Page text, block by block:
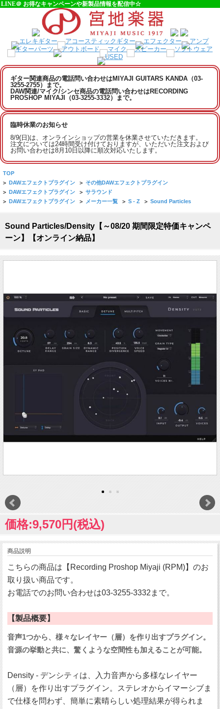
LINE＠ お得なキャンペーンや新製品情報を配信中☆
ギター関連商品の電話問い合わせはMIYAJI GUITARS KANDA（03-
3255-2755）まで。
DAW関連/マイク/シンセ商品の電話問い合わせはRECORDING
PROSHOP MIYAJI（03-3255-3332）まで。
臨時休業のお知らせ
8/9(日)は、オンラインショップの営業を休業させていただきます。
注文については24時間受け付けておりますが、いただいた注文および
お問い合わせは8月10日以降に順次対応いたします。
TOP
> DAWエフェクトプラグイン > その他DAWエフェクトプラグイン
> DAWエフェクトプラグイン > サラウンド
> DAWエフェクトプラグイン > メーカー一覧 > S - Z > Sound Particles
Sound Particles/Density【～08/20 期間限定特価キャンペ
ーン】【オンライン納品】
価格:9,570円(税込)
商品説明
こちらの商品は【Recording Proshop Miyaji (RPM)】のお
取り扱い商品です。
お電話でのお問い合わせは03-3255-3332まで。
【製品概要】
音声1つから、様々なレイヤー（層）を作り出すプラグイン。
音源の挙動と共に、驚くような空間性も加えることが可能。
Density - デンシティは、入力音声から多様なレイヤー
（層）を作り出すプラグイン。ステレオからイマーシブま
で仕様を問わず、簡単に素晴らしい処理結果が得られま